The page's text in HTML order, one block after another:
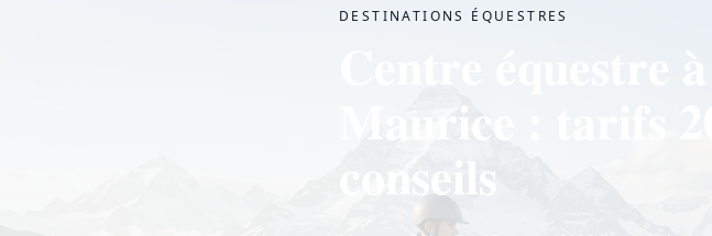
DESTINATIONS ÉQUESTRES
Maurice : tarifs
conseils